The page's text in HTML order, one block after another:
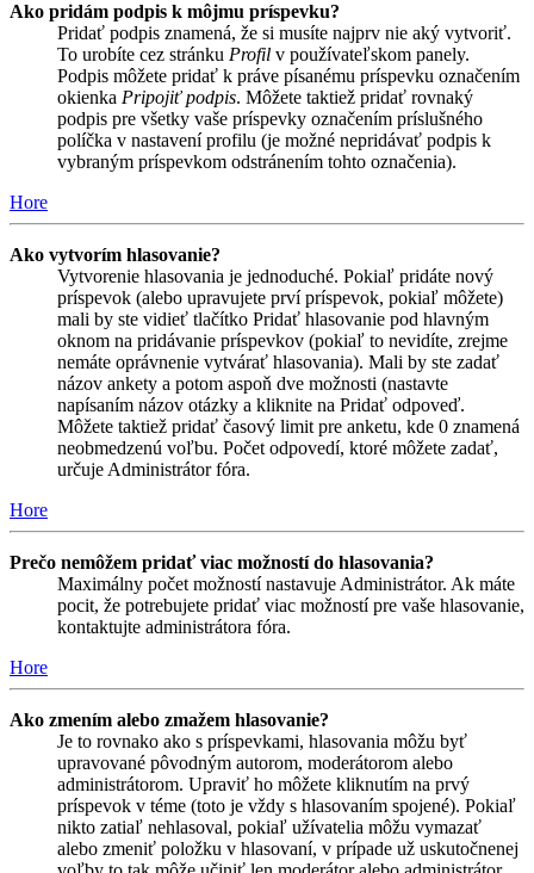
Ako pridám podpis k môjmu príspevku?
Pridať podpis znamená, že si musíte najprv nie aký vytvoriť.
To urobíte cez stránku Profil v používateľskom panely.
Podpis môžete pridať k práve písanému príspevku označením
okienka Pripojiť podpis. Môžete taktiež pridať rovnaký
podpis pre všetky vaše príspevky označením príslušného
políčka v nastavení profilu (je možné nepridávať podpis k
vybraným príspevkom odstránením tohto označenia).
Hore
Ako vytvorím hlasovanie?
Vytvorenie hlasovania je jednoduché. Pokiaľ pridáte nový
príspevok (alebo upravujete prví príspevok, pokiaľ môžete)
mali by ste vidieť tlačítko Pridať hlasovanie pod hlavným
oknom na pridávanie príspevkov (pokiaľ to nevidíte, zrejme
nemáte oprávnenie vytvárať hlasovania). Mali by ste zadať
názov ankety a potom aspoň dve možnosti (nastavte
napísaním názov otázky a kliknite na Pridať odpoveď.
Môžete taktiež pridať časový limit pre anketu, kde 0 znamená
neobmedzenú voľbu. Počet odpovedí, ktoré môžete zadať,
určuje Administrátor fóra.
Hore
Prečo nemôžem pridať viac možností do hlasovania?
Maximálny počet možností nastavuje Administrátor. Ak máte
pocit, že potrebujete pridať viac možností pre vaše hlasovanie,
kontaktujte administrátora fóra.
Hore
Ako zmením alebo zmažem hlasovanie?
Je to rovnako ako s príspevkami, hlasovania môžu byť
upravované pôvodným autorom, moderátorom alebo
administrátorom. Upraviť ho môžete kliknutím na prvý
príspevok v téme (toto je vždy s hlasovaním spojené). Pokiaľ
nikto zatiaľ nehlasoval, pokiaľ užívatelia môžu vymazať
alebo zmeniť položku v hlasovaní, v prípade už uskutočnenej